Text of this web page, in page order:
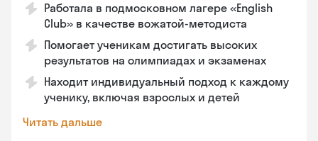
Работала в подмосковном лагере «English
Club» в качестве вожатой-методиста
Помогает ученикам достигать высоких
результатов на олимпиадах и экзаменах
Находит индивидуальный подход к каждому
ученику, включая взрослых и детей
Читать дальше